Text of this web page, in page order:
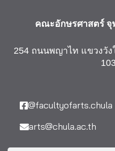
คณะอักษรศาสตร์จุ
254 ถนนพญาไท แขวงวัง
@facultyofarts.chula
arts@chula.ac.th